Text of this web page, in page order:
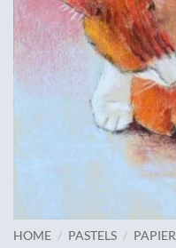
HOME / PASTELS / PAPIER